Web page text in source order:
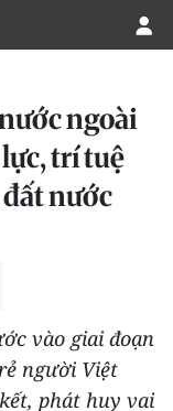
ngoài
trí tuệ
nước
vào giai đoạn
người Việt
phát huy vai